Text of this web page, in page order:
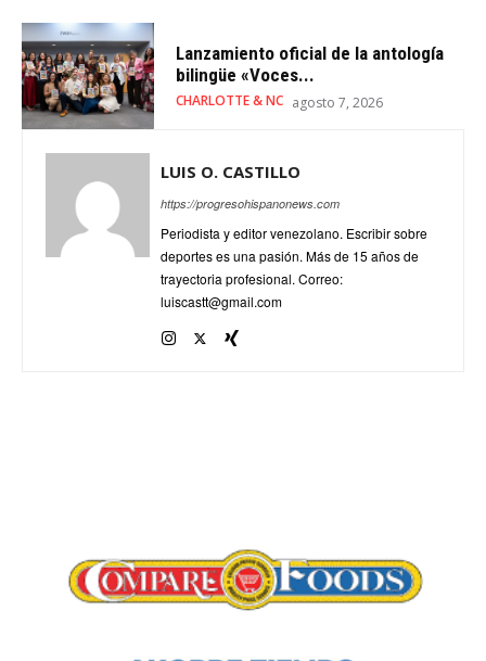
Lanzamiento oficial de la antología
bilingüe «Voces...
CHARLOTTE & NC agosto 7, 2026
LUIS O. CASTILLO
https://progresohispanonews.com
Periodista y editor venezolano. Escribir sobre
deportes es una pasión. Más de 15 años de
trayectoria profesional. Correo:
luiscastt@gmail.com